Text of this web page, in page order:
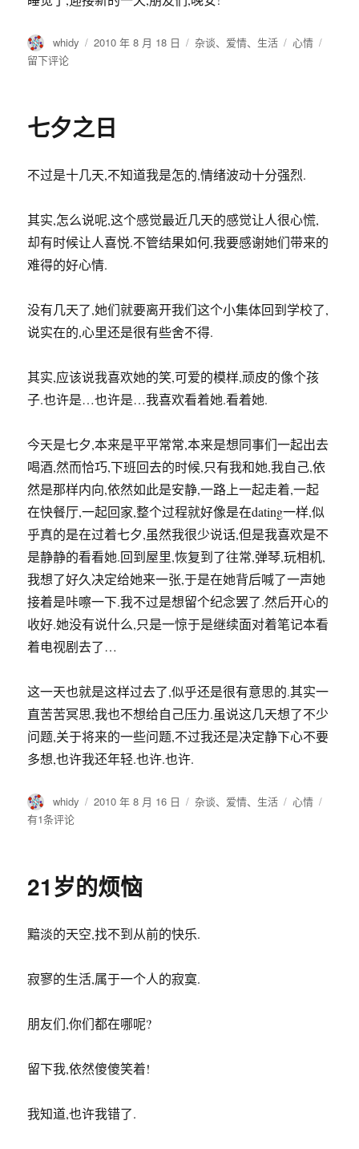
作
者
whidy
发
2010 年 8 月 18 日
分
杂谈、 爱情、 生活
标
心情
留下评论
七夕之日
不过是十几天,不知道我是怎的,情绪波动十分强烈.
其实,怎么说呢,这个感觉最近几天的感觉让人很心慌,
却有时候让人喜悦.不管结果如何,我要感谢她们带来的
难得的好心情.
没有几天了,她们就要离开我们这个小集体回到学校了,
说实在的,心里还是很有些舍不得.
其实,应该说我喜欢她的笑,可爱的模样,顽皮的像个孩
子.也许是…也许是…我喜欢看着她.看着她.
今天是七夕,本来是平平常常,本来是想同事们一起出去
喝酒,然而恰巧,下班回去的时候,只有我和她,我自己,依
然是那样内向,依然如此是安静,一路上一起走着,一起
在快餐厅,一起回家,整个过程就好像是在dating一样,似
乎真的是在过着七夕,虽然我很少说话,但是我喜欢是不
是静静的看看她.回到屋里,恢复到了往常,弹琴,玩相机,
我想了好久决定给她来一张,于是在她背后喊了一声她
接着是咔嚓一下.我不过是想留个纪念罢了.然后开心的
收好.她没有说什么,只是一惊于是继续面对着笔记本看
着电视剧去了…
这一天也就是这样过去了,似乎还是很有意思的.其实一
直苦苦冥思,我也不想给自己压力.虽说这几天想了不少
问题,关于将来的一些问题,不过我还是决定静下心不要
多想,也许我还年轻.也许.也许.
作
者
whidy
发
2010 年 8 月 16 日
分
杂谈、 爱情、 生活
标
心情
有1条评论
21岁的烦恼
黯淡的天空,找不到从前的快乐.
寂寥的生活,属于一个人的寂寞.
朋友们,你们都在哪呢?
留下我,依然傻傻笑着!
我知道,也许我错了.